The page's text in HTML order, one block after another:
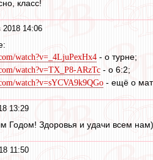
класс!
2018 14:06
watch?v=_4LjuPexHx4 - о турне;
watch?v=TX_P8-ARzTc - о 6:2;
watch?v=sYCVA9k9QGo - ещё о
13:29
Годом! Здоровья и удачи всем
11:50